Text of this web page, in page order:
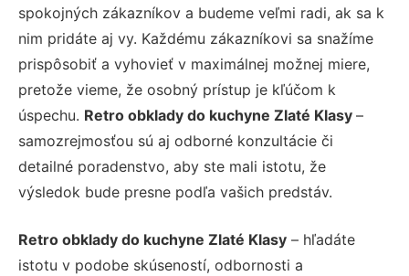
spokojných zákazníkov a budeme veľmi radi, ak sa k
nim pridáte aj vy. Každému zákazníkovi sa snažíme
prispôsobiť a vyhovieť v maximálnej možnej miere,
pretože vieme, že osobný prístup je kľúčom k
úspechu. Retro obklady do kuchyne Zlaté Klasy –
samozrejmosťou sú aj odborné konzultácie či
detailné poradenstvo, aby ste mali istotu, že
výsledok bude presne podľa vašich predstáv.
Retro obklady do kuchyne Zlaté Klasy – hľadáte
istotu v podobe skúseností, odbornosti a